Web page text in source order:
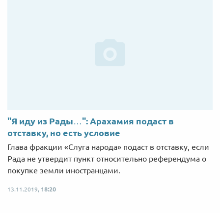
"Я иду из Рады…": Арахамия подаст в
отставку, но есть условие
Глава фракции «Слуга народа» подаст в отставку, если
Рада не утвердит пункт относительно референдума о
покупке земли иностранцами.
13.11.2019, 18:20